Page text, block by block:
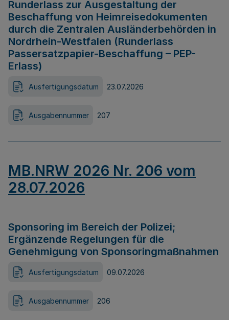
Runderlass zur Ausgestaltung der
Beschaffung von Heimreisedokumenten
durch die Zentralen Ausländerbehörden in
Nordrhein-Westfalen (Runderlass
Passersatzpapier-Beschaffung – PEP-
Erlass)
Ausfertigungsdatum 23.07.2026
Ausgabennummer 207
MB.NRW 2026 Nr. 206 vom
28.07.2026
Sponsoring im Bereich der Polizei;
Ergänzende Regelungen für die
Genehmigung von Sponsoringmaßnahmen
Ausfertigungsdatum 09.07.2026
Ausgabennummer 206